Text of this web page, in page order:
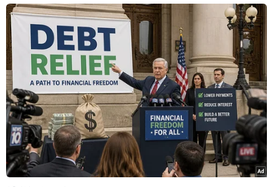
Tại hiện trường, Cảnh sát giao thông Bộ Công an
quản lý tuyến cao tốc Đà Nẵng-Quảng Ngãi cho
biết: Xe khách biển kiểm soát 15H-098.25 (chưa
rõ danh tính tài xế) lưu thông theo hướng Bắc-
Nam đến địa phận trên bất ngờ đâm mạnh vào
đuôi xe đầu kéo biển kiểm soát 294M 000.74
(chưa rõ tài xế) dừng ở phía trước.
Cú va chạm mạnh khiến 2 người trên xe khách
tử vong tại chỗ. 7 người bị thương được người
dân và lực lượng chức năng đưa đến bệnh viện